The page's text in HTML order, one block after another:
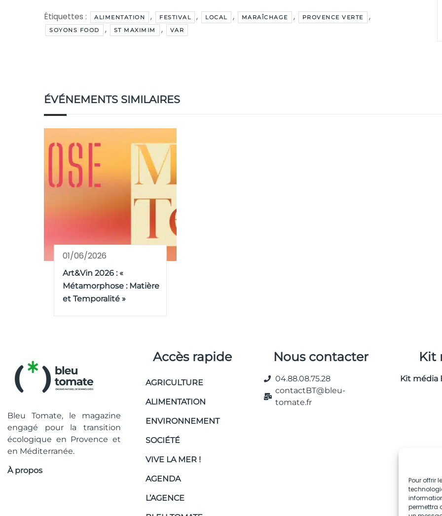
Pour offrir
permettra
Étiquettes : ALIMENTATION , FESTIVAL , LOCAL , MARAÎCHAGE , PROVENCE VERTE ,
SOYONS FOOD , ST MAXIMIM , VAR
ÉVÉNEMENTS SIMILAIRES
01/06/2026
Art&Vin 2026 : «
Métamorphose : Matière
et Temporalité »
Bleu Tomate, le magazine
engagé pour la transition
écologique en Provence et
en Méditerranée.
À propos
Accès rapide
AGRICULTURE
ALIMENTATION
ENVIRONNEMENT
SOCIÉTÉ
VIVE LA MER !
AGENDA
L’AGENCE
Nous contacter
04.88.08.75.28
contactBT@bleu-
tomate.fr
Kit
Kit média